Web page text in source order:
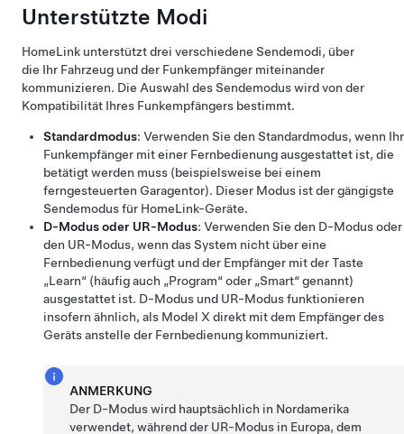
Unterstützte Modi
HomeLink unterstützt drei verschiedene Sendemodi, über
die Ihr Fahrzeug und der Funkempfänger miteinander
kommunizieren. Die Auswahl des Sendemodus wird von der
Kompatibilität Ihres Funkempfängers bestimmt.
Standardmodus: Verwenden Sie den Standardmodus, wenn Ihr
Funkempfänger mit einer Fernbedienung ausgestattet ist, die
betätigt werden muss (beispielsweise bei einem
ferngesteuerten Garagentor). Dieser Modus ist der gängigste
Sendemodus für HomeLink-Geräte.
D-Modus oder UR-Modus: Verwenden Sie den D-Modus oder
den UR-Modus, wenn das System nicht über eine
Fernbedienung verfügt und der Empfänger mit der Taste
„Learn“ (häufig auch „Program“ oder „Smart“ genannt)
ausgestattet ist. D-Modus und UR-Modus funktionieren
insofern ähnlich, als Model X direkt mit dem Empfänger des
Geräts anstelle der Fernbedienung kommuniziert.
ANMERKUNG
Der D-Modus wird hauptsächlich in Nordamerika
verwendet, während der UR-Modus in Europa, dem